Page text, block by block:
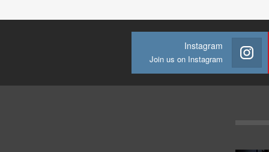
Instagram
Join us on Instagram